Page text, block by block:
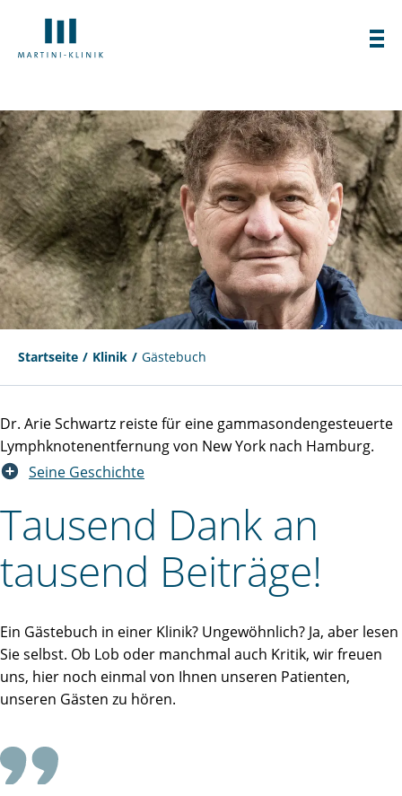
Startseite Klinik Gästebuch
Dr. Arie Schwartz reiste für eine gammasondengesteuerte
Lymphknotenentfernung von New York nach Hamburg.
Seine Geschichte
Tausend Dank an
tausend Beiträge!
Ein Gästebuch in einer Klinik? Ungewöhnlich? Ja, aber lesen
Sie selbst. Ob Lob oder manchmal auch Kritik, wir freuen
uns, hier noch einmal von Ihnen unseren Patienten,
unseren Gästen zu hören.